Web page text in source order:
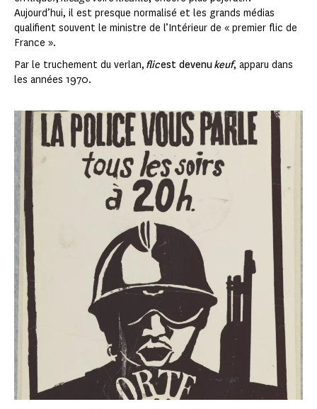
Aujourd’hui, il est presque normalisé et les grands médias
qualifient souvent le ministre de l’Intérieur de « premier flic de
France ».
Par le truchement du verlan, flicest devenukeuf, apparu dans
les années 1970.